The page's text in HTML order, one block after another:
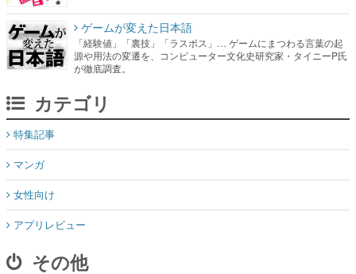
ゲームが変えた日本語
「経験値」「裏技」「ラスボス」… ゲームにまつわる言葉の起
源や用法の変遷を、コンピューター文化史研究家・タイニーP氏
が徹底調査。
カテゴリ
特集記事
マンガ
女性向け
アプリレビュー
その他